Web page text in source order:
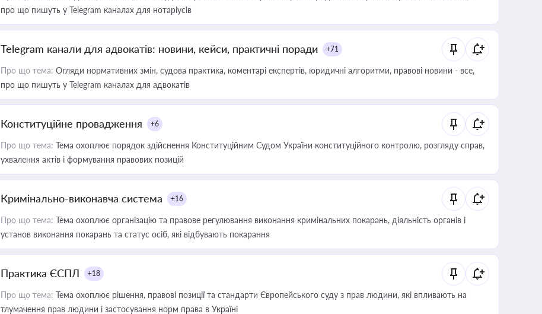
про що пишуть у Telegram каналах для нотаріусів
Telegram канали для адвокатів: новини, кейси, практичні поради +71
Про що тема: Огляди нормативних змін, судова практика, коментарі експертів, юридичні алгоритми, правові новини - все,
про що пишуть у Telegram каналах для адвокатів
Конституційне провадження +6
Про що тема: Тема охоплює порядок здійснення Конституційним Судом України конституційного контролю, розгляду справ,
ухвалення актів і формування правових позицій
Кримінально-виконавча система +16
Про що тема: Тема охоплює організацію та правове регулювання виконання кримінальних покарань, діяльність органів і
установ виконання покарань та статус осіб, які відбувають покарання
Практика ЄСПЛ +18
Про що тема: Тема охоплює рішення, правові позиції та стандарти Європейського суду з прав людини, які впливають на
тлумачення прав людини і застосування норм права в Україні